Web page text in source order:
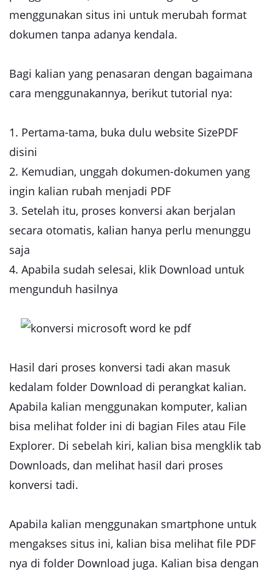
menggunakan situs ini untuk merubah format
dokumen tanpa adanya kendala.
Bagi kalian yang penasaran dengan bagaimana
cara menggunakannya, berikut tutorial nya:
1. Pertama-tama, buka dulu website SizePDF
disini
2. Kemudian, unggah dokumen-dokumen yang
ingin kalian rubah menjadi PDF
3. Setelah itu, proses konversi akan berjalan
secara otomatis, kalian hanya perlu menunggu
saja
4. Apabila sudah selesai, klik Download untuk
mengunduh hasilnya
Hasil dari proses konversi tadi akan masuk
kedalam folder Download di perangkat kalian.
Apabila kalian menggunakan komputer, kalian
bisa melihat folder ini di bagian Files atau File
Explorer. Di sebelah kiri, kalian bisa mengklik tab
Downloads, dan melihat hasil dari proses
konversi tadi.
Apabila kalian menggunakan smartphone untuk
mengakses situs ini, kalian bisa melihat file PDF
nya di folder Download juga. Kalian bisa dengan